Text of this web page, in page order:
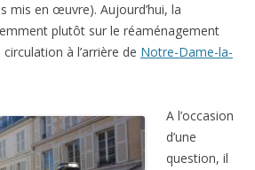
mis en œuvre). Aujourd’hui, la
plutôt sur le réaménagement
à l’arrière de Notre-Dame-la-
A l’occasion
d’une
question, il